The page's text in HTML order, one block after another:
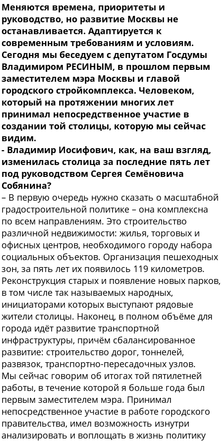
Меняются времена, приоритеты и
руководство, но развитие Москвы не
останавливается. Адаптируется к
современным требованиям и условиям.
Сегодня мы беседуем c депутатом Госдумы
Владимиром РЕСИНЫМ, в прошлом первым
заместителем мэра Москвы и главой
городского стройкомплекса. Человеком,
который на протяжении многих лет
принимал непосредственное участие в
создании той столицы, которую мы сейчас
видим.
- Владимир Иосифович, как, на ваш взгляд,
изменилась столица за последние пять лет
под руководством Сергея Семёновича
Собянина?
– В первую очередь нужно сказать о масштабной
градостроительной политике – она комплексна
по всем направлениям. Это строительство
различной недвижимости: жилья, торговых и
офисных центров, необходимого городу набора
социальных объектов. Организация пешеходных
зон, за пять лет их появилось 119 километров.
Реконструкция старых и появление новых парков,
в том числе так называемых народных,
инициаторами которых выступают рядовые
жители столицы. Наконец, в полном объёме для
города идёт развитие транспортной
инфраструктуры, причём сбалансированное
развитие: строительство дорог, тоннелей,
развязок, транспортно-пересадочных узлов.
Мы сейчас говорим об итогах той пятилетней
работы, в течение которой я больше года был
первым заместителем мэра. Принимал
непосредственное участие в работе городского
правительства, имел возможность изнутри
анализировать и воплощать в жизнь политику